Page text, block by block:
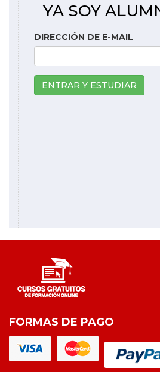
YA SOY
DIRECCIÓN DE E-MAIL
ENTRAR Y ESTUDIAR
FORMAS DE PAGO